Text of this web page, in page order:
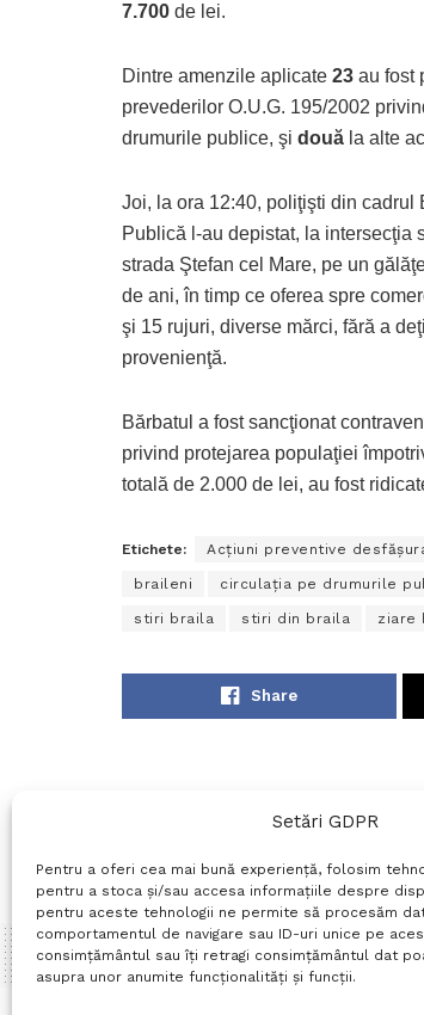
Setări GDPR
Pentru a oferi cea mai bună experiență, folosim
pentru a stoca și/sau accesa informațiile despre
pentru aceste tehnologii ne permite să procesăm
comportamentul de navigare sau ID-uri unice pe
consimțământul sau îți retragi consimțământul dat
asupra unor anumite funcționalități și funcții.
7.700 de lei.
Dintre amenzile aplicate 23 au fost
prevederilor O.U.G. 195/2002
drumurile publice, şi două la alte
Joi, la ora 12:40, poliţişti din cadrul
Publică l-au depistat, la intersecţia
strada Ştefan cel Mare, pe un
de ani, în timp ce oferea spre
şi 15 rujuri, diverse mărci, fără a
provenienţă.
Bărbatul a fost sancţionat
privind protejarea populaţiei
totală de 2.000 de lei, au fost
Etichete: Acţiuni preventive
braileni circulaţia pe drumurile
stiri braila stiri din braila ziare
Share